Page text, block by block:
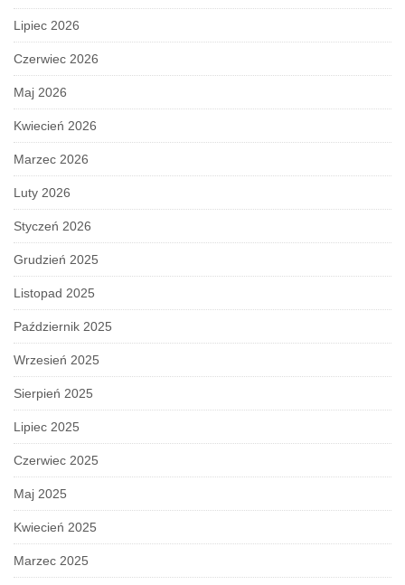
Lipiec 2026
Czerwiec 2026
Maj 2026
Kwiecień 2026
Marzec 2026
Luty 2026
Styczeń 2026
Grudzień 2025
Listopad 2025
Październik 2025
Wrzesień 2025
Sierpień 2025
Lipiec 2025
Czerwiec 2025
Maj 2025
Kwiecień 2025
Marzec 2025